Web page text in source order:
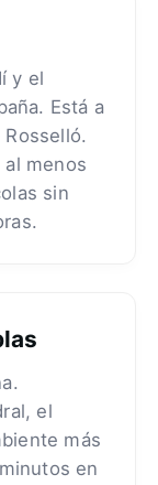
y el
Está a
al menos
sin
el
más
en